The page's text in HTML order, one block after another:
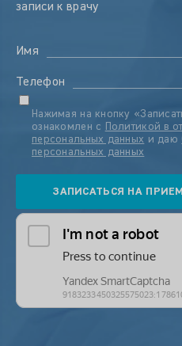
записи к врачу
Имя
Телефон
Нажимая на кнопку
ознакомлен с
Политикой в
персональных данных и даю
персональных данных